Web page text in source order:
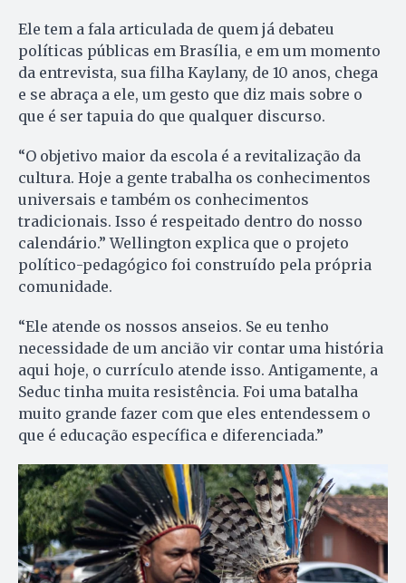
Ele tem a fala articulada de quem já debateu
políticas públicas em Brasília, e em um momento
da entrevista, sua filha Kaylany, de 10 anos, chega
e se abraça a ele, um gesto que diz mais sobre o
que é ser tapuia do que qualquer discurso.
“O objetivo maior da escola é a revitalização da
cultura. Hoje a gente trabalha os conhecimentos
universais e também os conhecimentos
tradicionais. Isso é respeitado dentro do nosso
calendário.” Wellington explica que o projeto
político-pedagógico foi construído pela própria
comunidade.
“Ele atende os nossos anseios. Se eu tenho
necessidade de um ancião vir contar uma história
aqui hoje, o currículo atende isso. Antigamente, a
Seduc tinha muita resistência. Foi uma batalha
muito grande fazer com que eles entendessem o
que é educação específica e diferenciada.”